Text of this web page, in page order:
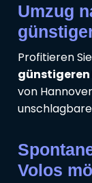
Umzug
Profitieren
günstigeren
von
Volos